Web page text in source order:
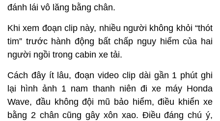
đánh lái vô lăng bằng chân.
Khi xem đoạn clip này, nhiều người không khỏi “thót
tim” trước hành động bất chấp nguy hiểm của hai
người ngồi trong cabin xe tải.
Cách đây ít lâu, đoạn video clip dài gần 1 phút ghi
lại hình ảnh 1 nam thanh niên đi xe máy Honda
Wave, đầu không đội mũ bảo hiểm, điều khiển xe
bằng 2 chân cũng gây xôn xao. Điều đáng chú ý,